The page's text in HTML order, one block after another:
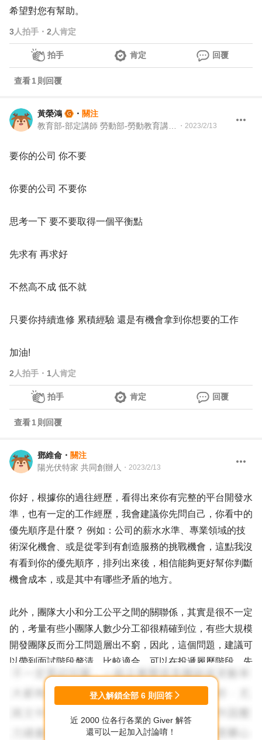
希望對您有幫助。
3人拍手 ・ 2 人肯定
拍手 肯定 回覆
查看1 則回覆
黃榮鴻 ・ 關注
・ 2023/2/13
要你的公司 你不要
你要的公司 不要你
思考一下 要不要取得一個平衡點
先求有 再求好
不然高不成 低不就
只要你持續進修 累積經驗 還是有機會拿到你想要的工作
加油!
2 人拍手 ・ 1 人肯定
拍手 肯定 回覆
查看1 則回覆
鄧維侖 ・ 關注
陽光伏特家 共同創辦人 ・ 2023/2/13
你好，根據你的過往經歷，看得出來你有完整的平台開發水
準，也有一定的工作經歷，我會建議你先問自己，你看中的
優先順序是什麼？ 例如：公司的薪水水準、專業領域的技
術深化機會、或是從零到有創造服務的挑戰機會，這點我沒
有看到你的優先順序，排列出來後，相信能夠更好幫你判斷
機會成本，或是其中有哪些矛盾的地方。
此外，團隊大小和分工公平之間的關聯係，其實是很不一定
的，考量有些小團隊人數少分工卻很精確到位，有些大規模
開發團隊反而分工問題層出不窮，因此，這個問題，建議可
以帶到面試階段釐清，比較適合，可以在投遞履歷階段，先
放下這個判斷。
最後，建議你評估過往開發經驗，應用在哪些產業會是吃香
的，這點我沒有在你的描述中看到，或許你也可以問下自
登入解鎖全部 6 則回答
近 2000 位各行各業的 Giver 解答
還可以一起加入討論唷！